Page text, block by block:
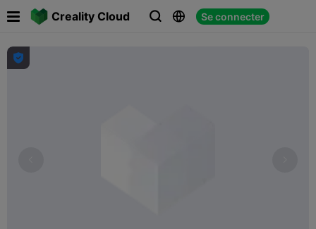
Creality Cloud   Se connecter
